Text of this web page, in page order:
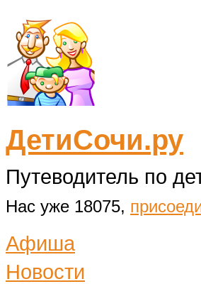
ДетиСочи.ру
Путеводитель по
Нас уже 18075,
Афиша
Новости